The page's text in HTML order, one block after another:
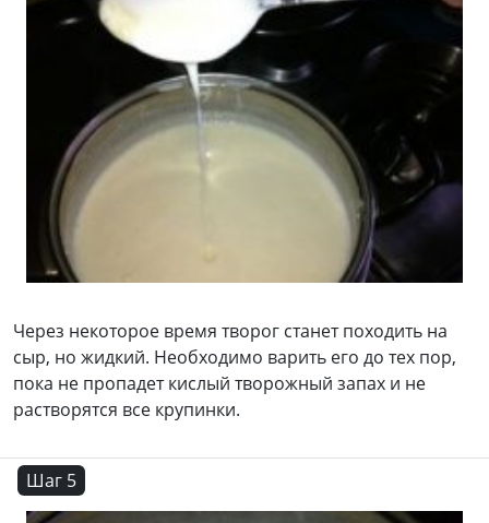
Через некоторое время творог станет походить на
сыр, но жидкий. Необходимо варить его до тех пор,
пока не пропадет кислый творожный запах и не
растворятся все крупинки.
Шаг 5